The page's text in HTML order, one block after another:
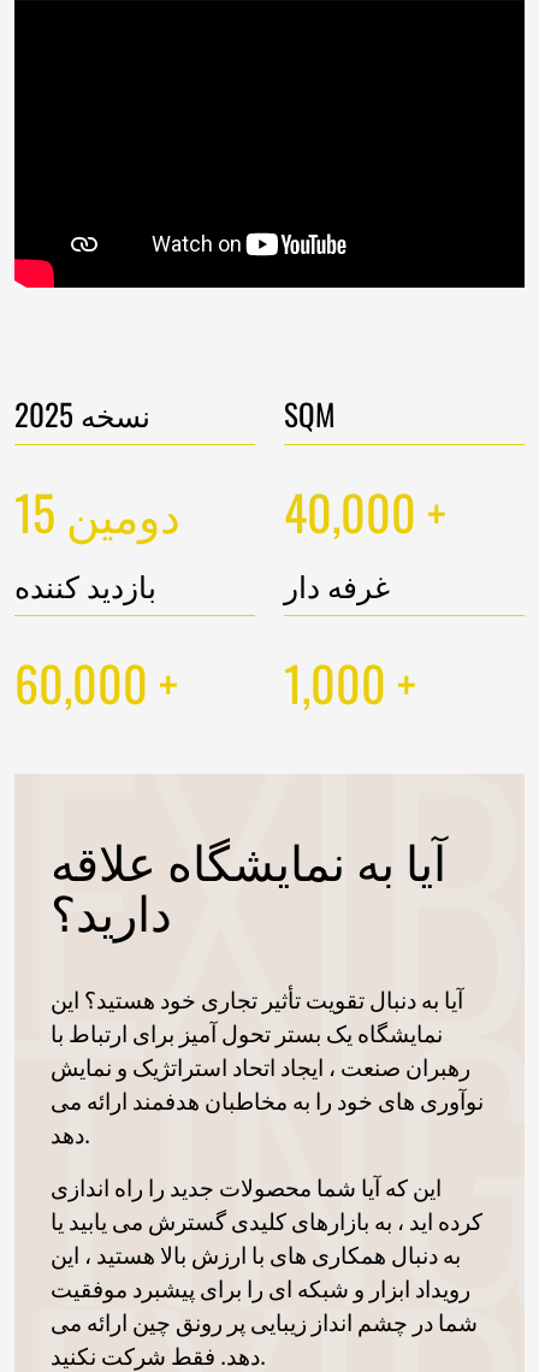
Uyghur
نسخه 2025
15 دومین
SQM
40,000 +
بازدید کننده
60,000 +
غرفه دار
1,000 +
آیا به نمایشگاه علاقه
دارید؟
آیا به دنبال تقویت تأثیر تجاری خود هستید؟ این
نمایشگاه یک بستر تحول آمیز برای ارتباط با
رهبران صنعت ، ایجاد اتحاد استراتژیک و نمایش
نوآوری های خود را به مخاطبان هدفمند ارائه می
دهد.
این که آیا شما محصولات جدید را راه اندازی
کرده اید ، به بازارهای کلیدی گسترش می یابید یا
به دنبال همکاری های با ارزش بالا هستید ، این
رویداد ابزار و شبکه ای را برای پیشبرد موفقیت
شما در چشم انداز زیبایی پر رونق چین ارائه می
دهد. فقط شرکت نکنید.